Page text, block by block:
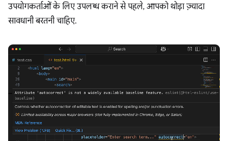
उपयोगकर्ताओं के लिए उपलब्ध कराने से पहले, आपको थोड़ा ज़्यादा
सावधानी बरतनी चाहिए.